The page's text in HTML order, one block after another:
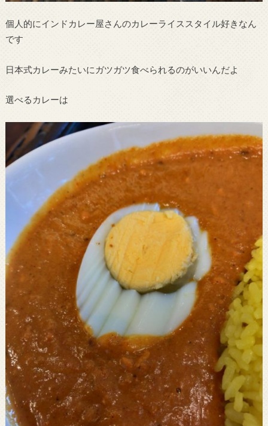
個人的にインドカレー屋さんのカレーライススタイル好きなん
です
日本式カレーみたいにガツガツ食べられるのがいいんだよ
選べるカレーは